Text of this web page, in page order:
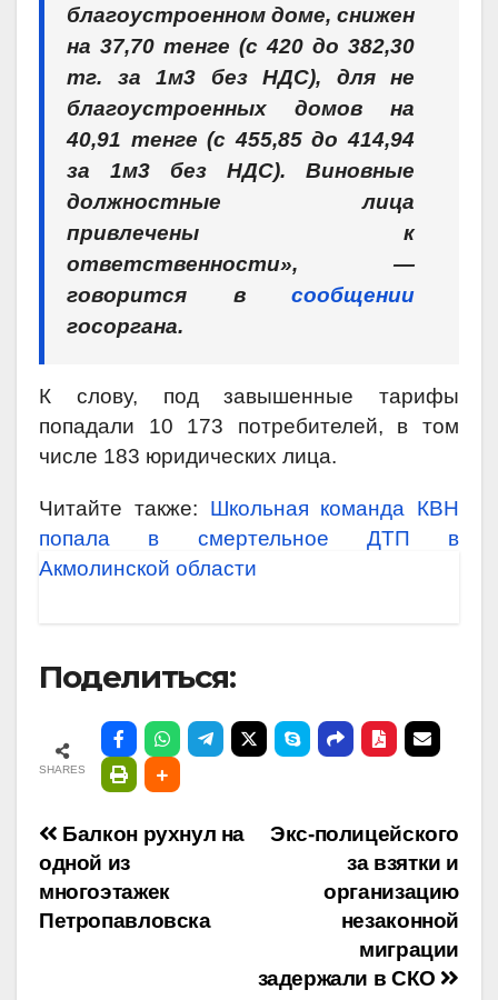
благоустроенном доме, снижен
на 37,70 тенге (с 420 до 382,30
тг. за 1м3 без НДС), для не
благоустроенных домов на
40,91 тенге (с 455,85 до 414,94
за 1м3 без НДС). Виновные
должностные лица
привлечены к
ответственности», —
говорится в сообщении
госоргана.
К слову, под завышенные тарифы
попадали 10 173 потребителей, в том
числе 183 юридических лица.
Читайте также: Школьная команда КВН
попала в смертельное ДТП в
Акмолинской области
Поделиться:
SHARES
Навигация
по
записям
Экс-полицейского
за взятки и
организацию
незаконной
миграции
задержали в СКО
Балкон рухнул на
одной из
многоэтажек
Петропавловска